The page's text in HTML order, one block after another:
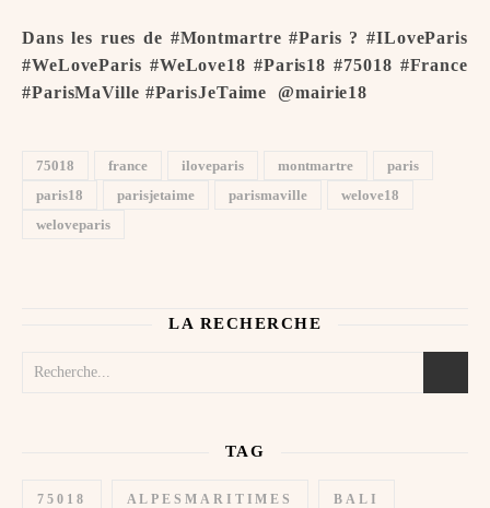
Dans les rues de #Montmartre #Paris ? #ILoveParis
#WeLoveParis #WeLove18 #Paris18 #75018 #France
#ParisMaVille #ParisJeTaime ️ @mairie18
75018 france iloveparis montmartre
paris
paris18
parisjetaime parismaville
welove18
weloveparis
LA RECHERCHE
TAG
75018 ALPESMARITIMES BALI